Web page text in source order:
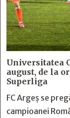
Universitatea
august, de la
Superliga
FC Argeș se
campioanei